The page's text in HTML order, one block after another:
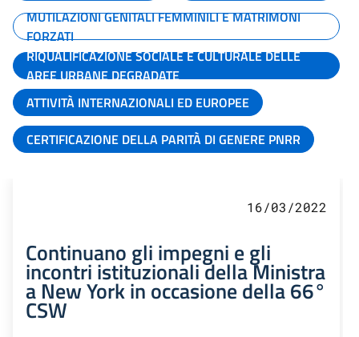
MUTILAZIONI GENITALI FEMMINILI E MATRIMONI
FORZATI
RIQUALIFICAZIONE SOCIALE E CULTURALE DELLE
AREE URBANE DEGRADATE
ATTIVITÀ INTERNAZIONALI ED EUROPEE
CERTIFICAZIONE DELLA PARITÀ DI GENERE PNRR
16/03/2022
Continuano gli impegni e gli
incontri istituzionali della Ministra
a New York in occasione della 66°
CSW